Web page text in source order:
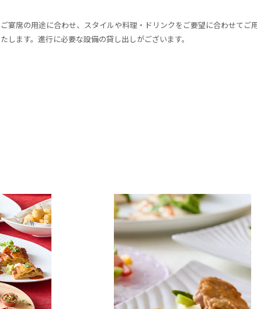
ご宴席の用途に合わせ、スタイルや料理・ドリンクをご要望に合わせてご
たします。進行に必要な設備の貸し出しがございます。